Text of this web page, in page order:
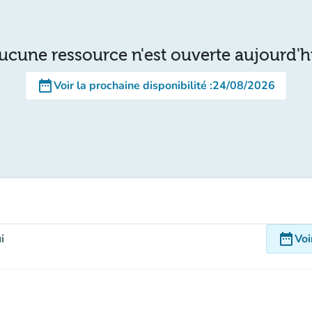
ressource n'est ouverte
date_rangeVoir la prochaine disponibilité :24/08/2026
date_range